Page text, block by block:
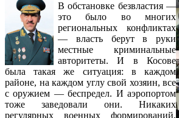
В обстановке безвластия —
это было во многих
региональных конфликтах
— власть берут в руки
местные криминальные
авторитеты. И в Косове
была такая же ситуация: в каждом
районе, на каждом углу свой хозяин, все
с оружием — беспредел. И аэропортом
тоже заведовали они. Никаких
регулярных военных формирований,